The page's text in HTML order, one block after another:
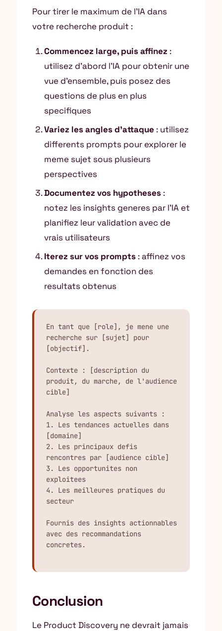
Pour tirer le maximum de l’IA dans
votre recherche produit :
Commencez large, puis affinez :
utilisez d’abord l’IA pour obtenir une
vue d’ensemble, puis posez des
questions de plus en plus
specifiques
Variez les angles d’attaque : utilisez
differents prompts pour explorer le
meme sujet sous plusieurs
perspectives
Documentez vos hypotheses :
notez les insights generes par l’IA et
planifiez leur validation avec de
vrais utilisateurs
Iterez sur vos prompts : affinez vos
demandes en fonction des
resultats obtenus
En tant que [role], je mene une
recherche sur [sujet] pour
[objectif].
Contexte : [description du
produit, du marche, de l'audience
cible]
Analyse les aspects suivants :
1. Les tendances actuelles dans
[domaine]
2. Les principaux defis
rencontres par [audience cible]
3. Les opportunites non
exploitees
4. Les meilleures pratiques du
secteur
Fournis des insights actionnables
avec des recommandations
concretes.
Conclusion
Le Product Discovery ne devrait jamais